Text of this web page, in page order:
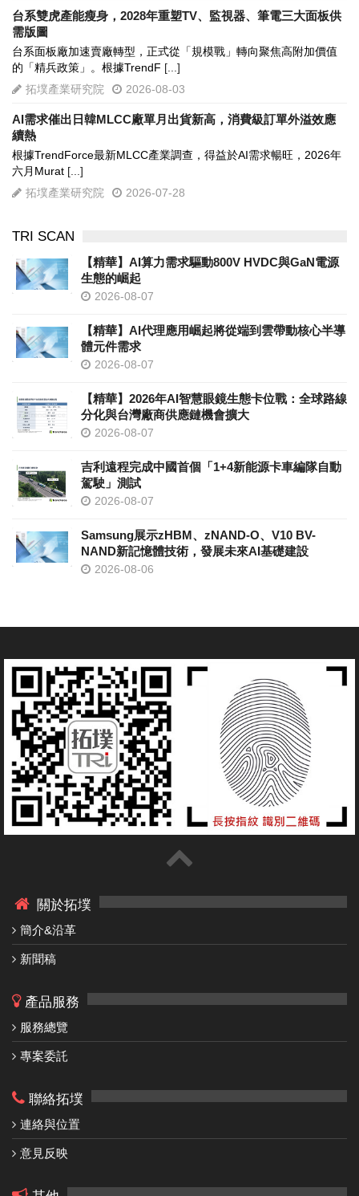
台系雙虎產能瘦身，2028年重塑TV、監視器、筆電三大面板供
需版圖
台系面板廠加速賣廠轉型，正式從「規模戰」轉向聚焦高附加價值
的「精兵政策」。根據TrendF [...]
拓墣產業研究院
2026-08-03
AI需求催出日韓MLCC廠單月出貨新高，消費級訂單外溢效應
續熱
根據TrendForce最新MLCC產業調查，得益於AI需求暢旺，2026年
六月Murat [...]
拓墣產業研究院
2026-07-28
TRI SCAN
【精華】AI算力需求驅動800V HVDC與GaN電源
生態的崛起
2026-08-07
【精華】AI代理應用崛起將從端到雲帶動核心半導
體元件需求
2026-08-07
【精華】2026年AI智慧眼鏡生態卡位戰：全球路線
分化與台灣廠商供應鏈機會擴大
2026-08-07
吉利遠程完成中國首個「1+4新能源卡車編隊自動
駕駛」測試
2026-08-07
Samsung展示zHBM、zNAND-O、V10 BV-
NAND新記憶體技術，發展未來AI基礎建設
2026-08-06
關於拓墣
簡介&沿革
新聞稿
產品服務
服務總覽
專案委託
聯絡拓墣
連絡與位置
意見反映